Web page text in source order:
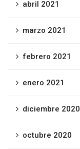
abril 2021
marzo 2021
febrero 2021
enero 2021
diciembre 2020
octubre 2020